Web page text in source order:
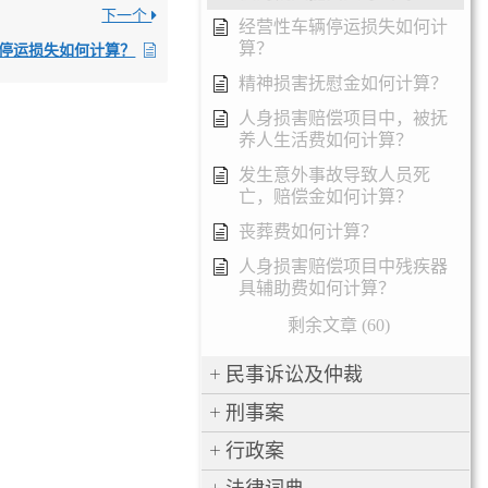
下一个
运损失如何计算？
经营性车辆停运损失如何计
算？
精神损害抚慰金如何计算？
人身损害赔偿项目中，被抚
养人生活费如何计算？
发生意外事故导致人员死
亡，赔偿金如何计算？
丧葬费如何计算？
人身损害赔偿项目中残疾器
具辅助费如何计算？
剩余文章 (60)
民事诉讼及仲裁
刑事案
行政案